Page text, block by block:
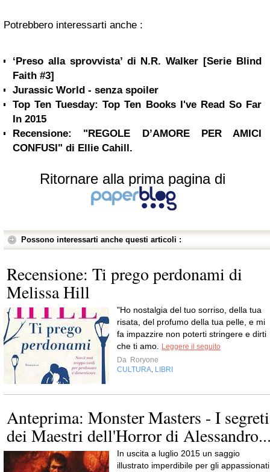
Potrebbero interessarti anche :
‘Preso alla sprovvista’ di N.R. Walker [Serie Blind
Faith #3]
Jurassic World - senza spoiler
Top Ten Tuesday: Top Ten Books I've Read So Far
In 2015
Recensione: "REGOLE D’AMORE PER AMICI
CONFUSI" di Ellie Cahill.
Ritornare alla prima pagina di
Possono interessarti anche questi articoli :
Recensione: Ti prego perdonami di
Melissa Hill
"Ho nostalgia del tuo sorriso, della tua
risata, del profumo della tua pelle, e mi
fa impazzire non poterti stringere e dirti
che ti amo. Leggere il seguito
Da Roryone
CULTURA, LIBRI
Anteprima: Monster Masters - I segreti
dei Maestri dell'Horror di
In uscita a luglio 2015 un saggio
illustrato imperdibile per gli appassionati